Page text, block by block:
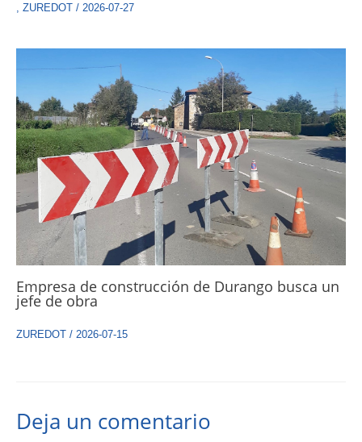
ZUREDOT / 2026-07-27
Empresa de construcción de Durango busca un
jefe de obra
ZUREDOT / 2026-07-15
Deja un comentario